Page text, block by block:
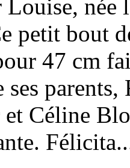
née
petit bout
47 cm
ses parents,
Céline